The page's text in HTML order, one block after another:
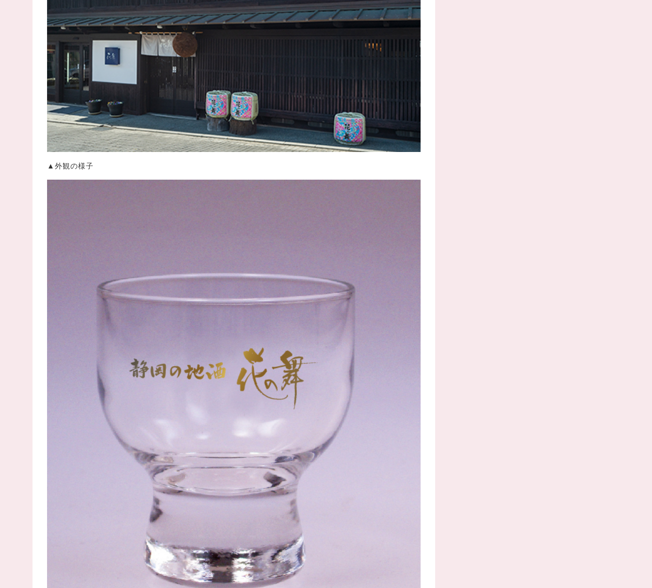
▲外観の様子